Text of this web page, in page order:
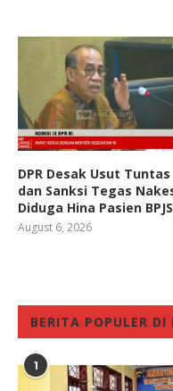
DPR Desak Usut Tuntas
dan Sanksi Tegas
Diduga Hina Pasien BPJS
August 6, 2026
BERITA POPULER DI
1